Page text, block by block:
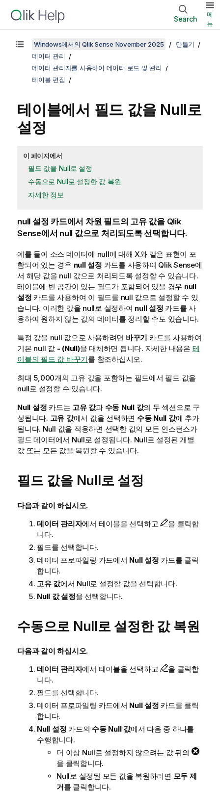
Search
메
뉴
Windows에서의 Qlik Sense November 2025
만들기
데이터 관리
데이터 관리자를 사용하여 데이터 로드 및 관리
테이블 편집
테이블에서 필드 값을 Null로
설정
이 페이지에서
필드 값을 Null로 설정
수동으로 Null로 설정한 값 복원
자세한 정보
null 설정 카드에서 차원 필드의 고유 값을 Qlik
Sense에서 null 값으로 처리되도록 선택합니다.
예를 들어 소스 데이터에 null에 대해 X와 같은 표현이 포
함되어 있는 경우 null 설정 카드를 사용하여 Qlik Sense에
서 해당 값을 null 값으로 처리되도록 설정할 수 있습니다.
테이블에 빈 공간이 있는 필드가 포함되어 있을 경우 null
설정 카드를 사용하여 이 필드를 null 값으로 설정할 수 있
습니다. 이러한 값을 null로 설정하여 null 설정 카드를 사
용하여 원하지 않는 값의 데이터를 정리할 수도 있습니다.
특정 값을 null 값으로 사용하려면 바꾸기 카드를 사용하여
기본 null 값 - (Null)을 대체하면 됩니다. 자세한 내용은 테
이블의 필드 값 바꾸기를 참조하십시오.
최대 5,000개의 고유 값을 포함하는 필드에서 필드 값을
null로 설정할 수 있습니다.
Null 설정 카드는 고유 값과 수동 Null 값의 두 섹션으로 구
성됩니다. 고유 값에서 값을 선택하면 수동 Null 값에 추가
됩니다. Null 값을 적용하면 선택한 값의 모든 인스턴스가
필드 데이터에서 Null로 설정됩니다. Null로 설정된 개별
값 또는 모든 값을 복원할 수 있습니다.
필드 값을 Null로 설정
다음과 같이 하십시오.
데이터 관리자에서 테이블을 선택하고
을 클릭합
니다.
필드를 선택합니다.
데이터 프로파일링 카드에서 Null 설정 카드를 클릭
합니다.
고유 값에서 Null로 설정할 값을 선택합니다.
Null 값 설정을 선택합니다.
수동으로 Null로 설정한 값 복원
다음과 같이 하십시오.
데이터 관리자에서 테이블을 선택하고
을 클릭합
니다.
필드를 선택합니다.
데이터 프로파일링 카드에서 Null 설정 카드를 클릭
합니다.
Null 설정 카드의 수동 Null 값에서 다음 중 하나를
수행합니다.
더 이상 Null로 설정하지 않으려는 값 뒤의
을 클릭합니다.
Null로 설정된 모든 값을 복원하려면 모두 제
거를 클릭합니다.